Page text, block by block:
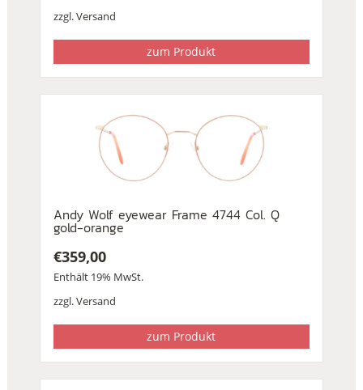
zzgl.Versand
zum Produkt
Andy Wolf eyewear Frame 4744 Col. Q
gold-orange
€359,00
Enthält 19% MwSt.
zzgl.Versand
zum Produkt